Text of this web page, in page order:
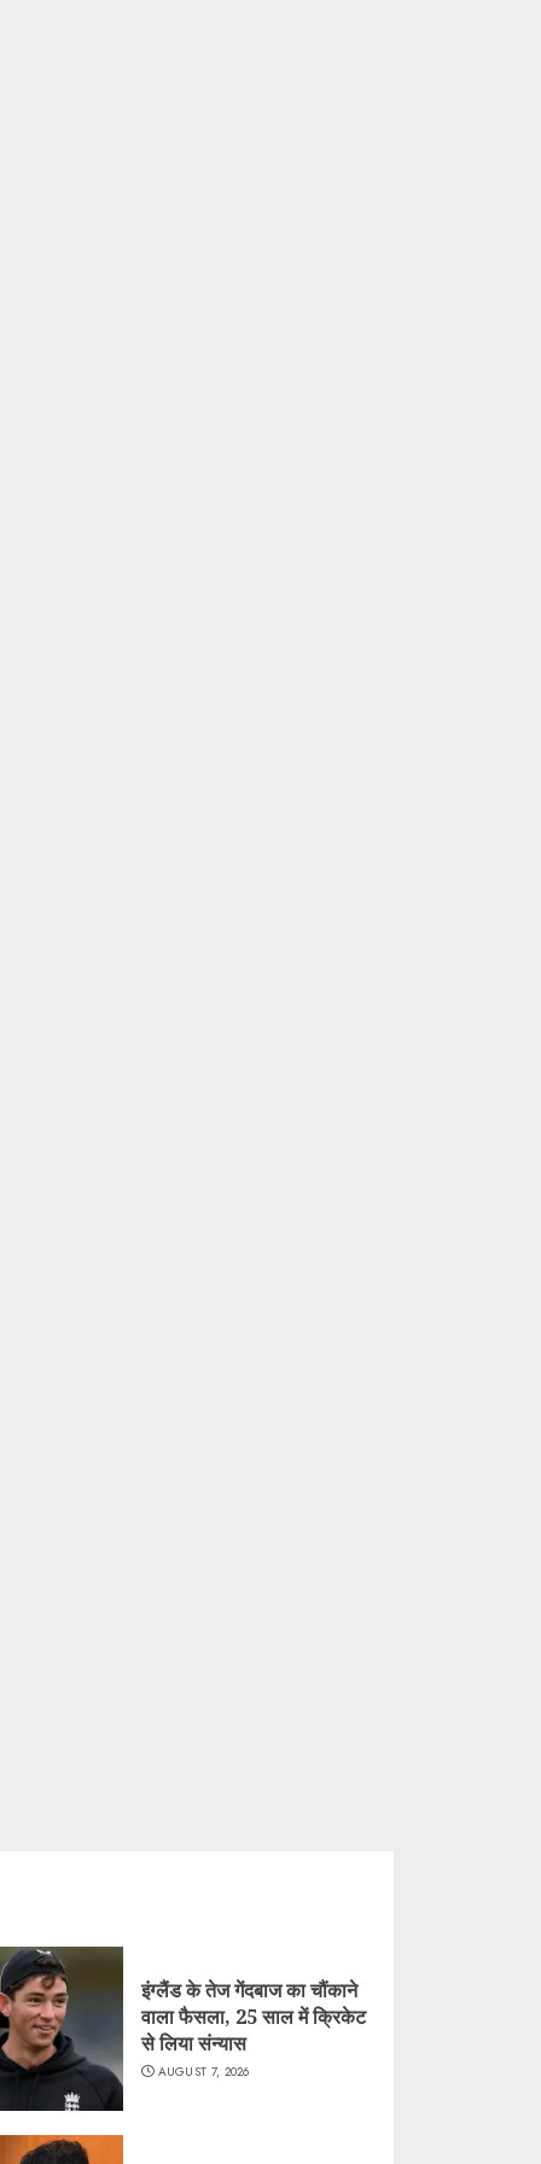
इंग्लैंड के तेज गेंदबाज का चौंकाने
वाला फैसला, 25 साल में क्रिकेट
से लिया संन्यास
AUGUST 7, 2026